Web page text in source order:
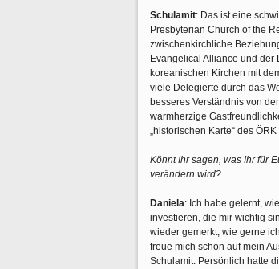
Schulamit: Das ist eine
Presbyterian Church of the
zwischenkirchliche
Evangelical Alliance und
koreanischen Kirchen mit
viele Delegierte durch das
besseres Verständnis von
warmherzige
„historischen Karte“ des
Könnt Ihr sagen, was Ihr für
verändern wird?
Daniela: Ich habe gelernt,
investieren, die mir wichtig
wieder gemerkt, wie gerne
freue mich schon auf mein
Schulamit: Persönlich hatte